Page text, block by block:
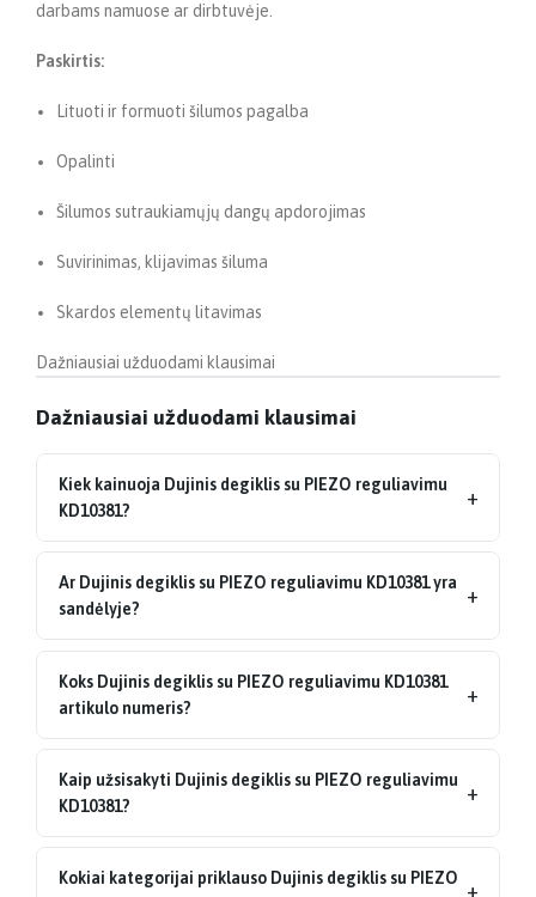
darbams namuose ar dirbtuvėje.
Paskirtis:
Lituoti ir formuoti šilumos pagalba
Opalinti
Šilumos sutraukiamųjų dangų apdorojimas
Suvirinimas, klijavimas šiluma
Skardos elementų litavimas
Dažniausiai užduodami klausimai
Dažniausiai užduodami klausimai
Kiek kainuoja Dujinis degiklis su PIEZO reguliavimu
KD10381?
+
Ar Dujinis degiklis su PIEZO reguliavimu KD10381 yra
sandėlyje?
+
Koks Dujinis degiklis su PIEZO reguliavimu KD10381
artikulo numeris?
+
Kaip užsisakyti Dujinis degiklis su PIEZO reguliavimu
KD10381?
+
Kokiai kategorijai priklauso Dujinis degiklis su PIEZO +